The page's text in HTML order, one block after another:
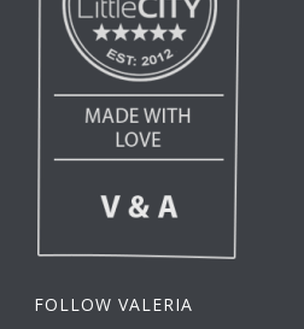
FOLLOW VALERIA